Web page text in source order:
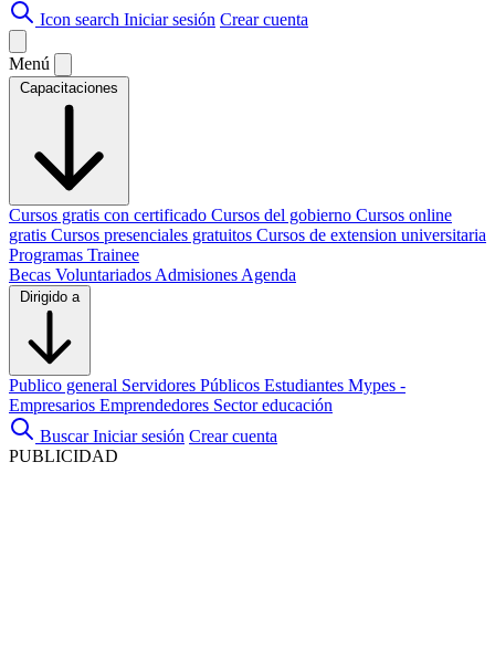
Icon search Iniciar sesión Crear cuenta
Menú
Capacitaciones
Cursos gratis con certificado Cursos del gobierno Cursos online
gratis Cursos presenciales gratuitos Cursos de extension universitaria
Programas Trainee
Becas Voluntariados Admisiones Agenda
Dirigido a
Publico general Servidores Públicos Estudiantes Mypes -
Empresarios Emprendedores Sector educación
Buscar Iniciar sesión Crear cuenta
PUBLICIDAD